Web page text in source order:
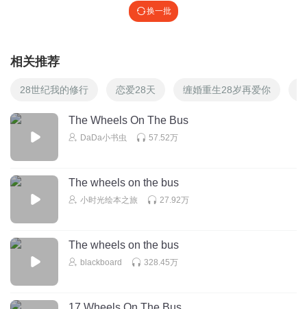
换一批
相关推荐
28世纪我的修行 恋爱28天 缠婚重生28岁再爱你
The Wheels On The Bus
DaDa小书虫 57.52万
The wheels on the bus
小时光绘本之旅 27.92万
The wheels on the bus
blackboard 328.45万